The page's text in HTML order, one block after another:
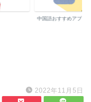
中国語おすすめアプリ
2022年11月5日